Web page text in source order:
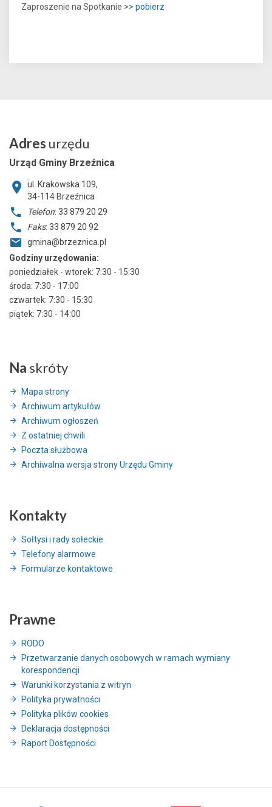
Zaproszenie na Spotkanie >> pobierz
Adres urzędu
Urząd Gminy Brzeźnica
ul. Krakowska 109,
34-114 Brzeźnica
Telefon: 33 879 20 29
Faks: 33 879 20 92
gmina@brzeznica.pl
Godziny urzędowania:
poniedziałek - wtorek: 7:30 - 15:30
środa: 7:30 - 17:00
czwartek: 7:30 - 15:30
piątek: 7:30 - 14:00
Na skróty
Mapa strony
Archiwum artykułów
Archiwum ogłoszeń
Z ostatniej chwili
Poczta służbowa
Archiwalna wersja strony Urzędu Gminy
Kontakty
Sołtysi i rady sołeckie
Telefony alarmowe
Formularze kontaktowe
Prawne
RODO
Przetwarzanie danych osobowych w ramach wymiany
korespondencji
Warunki korzystania z witryn
Polityka prywatności
Polityka plików cookies
Deklaracja dostępności
Raport Dostępności